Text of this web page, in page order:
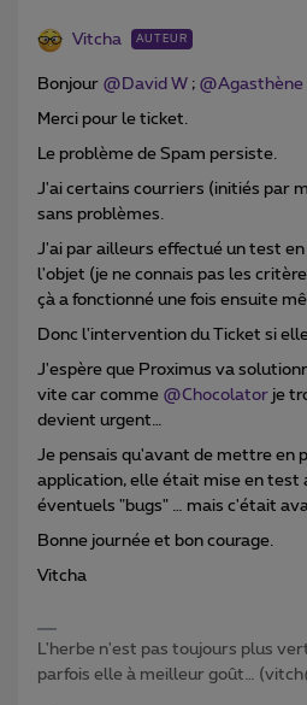
Vitcha AUTEUR
Bonjour @David W ; @Agasthène
Merci pour le ticket.
Le problème de Spam persiste.
J'ai certains courriers (initiés par
sans problèmes.
J'ai par ailleurs effectué un test
l'objet (je ne connais pas les
çà a fonctionné une fois ensuite
Donc l'intervention du Ticket si
J'espère que Proximus va
vite car comme @Chocolator je
devient urgent…
Je pensais qu'avant de mettre en
application, elle était mise en test
éventuels "bugs" … mais c'était
Bonne journée et bon courage.
Vitcha
L'herbe n'est pas toujours plus
parfois elle à meilleur goût…